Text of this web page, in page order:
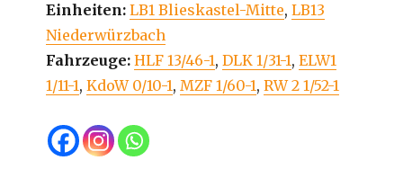
Einheiten: LB1 Blieskastel-Mitte,LB13
Niederwürzbach
Fahrzeuge: HLF 13/46-1,DLK 1/31-1,ELW1
1/11-1,KdoW 0/10-1,MZF 1/60-1,RW 2 1/52-1